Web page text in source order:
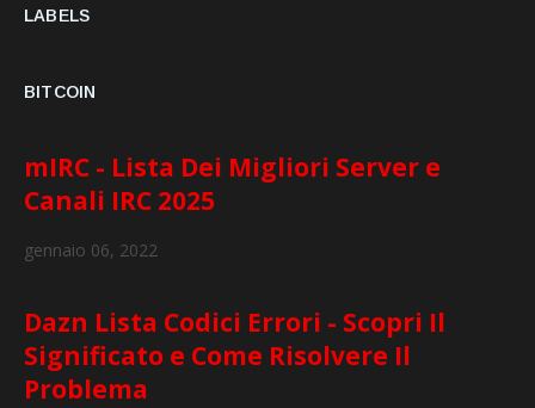
LABELS
BITCOIN
mIRC - Lista Dei Migliori Server e
Canali IRC 2025
gennaio 06, 2022
Dazn Lista Codici Errori - Scopri Il
Significato e Come Risolvere Il
Problema